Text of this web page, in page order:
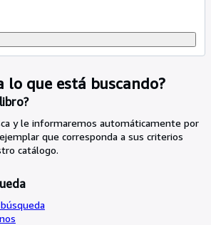
lo que está buscando?
y le informaremos automáticamente por
que corresponda a sus criterios
catálogo.